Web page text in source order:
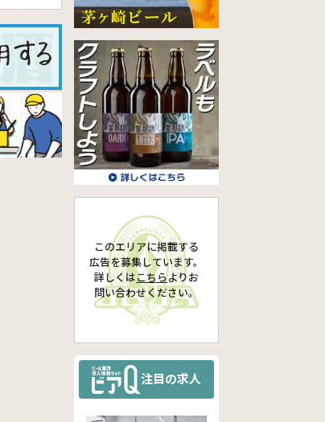
このエリアに掲載する
広告を募集しています。
詳しくは こちらより お
問い合わせください。
注目の求人